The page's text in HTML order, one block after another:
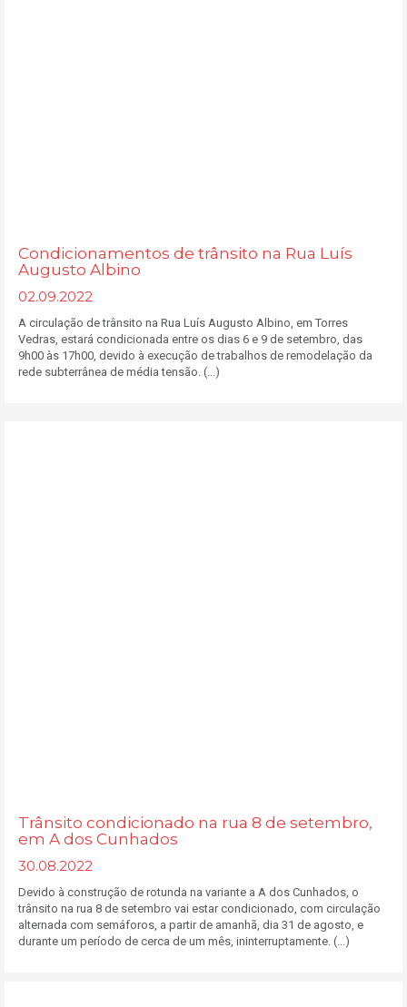
Condicionamentos de trânsito na Rua Luís
Augusto Albino
02.09.2022
A circulação de trânsito na Rua Luís Augusto Albino, em Torres
Vedras, estará condicionada entre os dias 6 e 9 de setembro, das
9h00 às 17h00, devido à execução de trabalhos de remodelação da
rede subterrânea de média tensão. (...)
Trânsito condicionado na rua 8 de setembro,
em A dos Cunhados
30.08.2022
Devido à construção de rotunda na variante a A dos Cunhados, o
trânsito na rua 8 de setembro vai estar condicionado, com circulação
alternada com semáforos, a partir de amanhã, dia 31 de agosto, e
durante um período de cerca de um mês, ininterruptamente. (...)